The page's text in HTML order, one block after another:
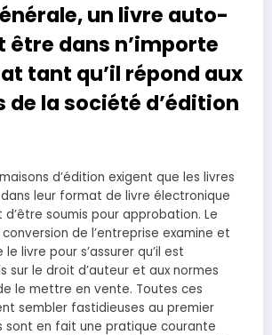
un livre auto-
être dans n’importe
tant qu’il répond aux
de la société d’édition
d’édition exigent que les livres
leur format de livre électronique
soumis pour approbation. Le
de l’entreprise examine et
livre pour s’assurer qu’il est
sur le droit d’auteur et aux normes
le mettre en vente. Toutes ces
sembler fastidieuses au premier
sont en fait une pratique courante